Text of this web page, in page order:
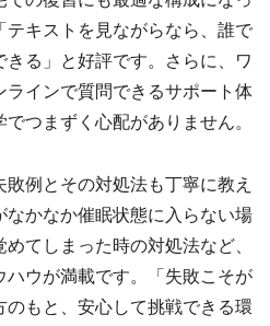
テキストを見ながらなら、誰で
きる」と好評です。さらに、ワ
ラインで質問できるサポート体
つまずく心配がありません。
例とその対処法も丁寧に教え
なかなか催眠状態に入らない場
てしまった時の対処法など、
ウが満載です。「失敗こそが
もと、安心して挑戦できる環